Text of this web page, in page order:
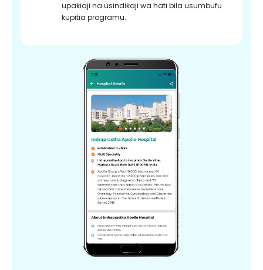
upakiaji na usindikaji wa hati bila usumbufu
kupitia programu.